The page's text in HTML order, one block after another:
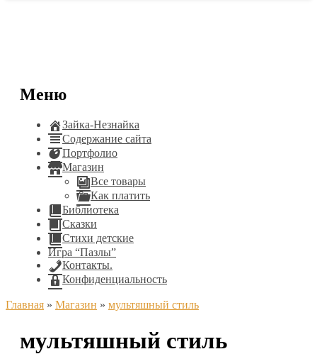
Меню
Зайка-Незнайка
Содержание сайта
Портфолио
Магазин
Все товары
Как платить
Библиотека
Сказки
Стихи детские
Игра “Пазлы”
Контакты.
Конфиденциальность
Главная » Магазин » мультяшный стиль
мультяшный стиль